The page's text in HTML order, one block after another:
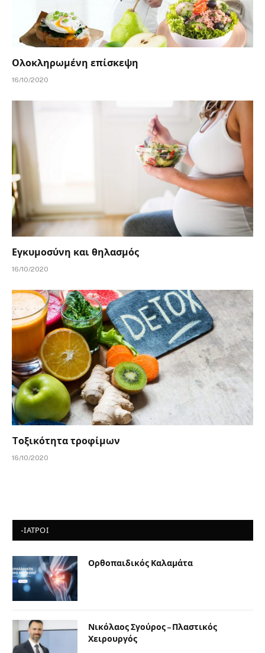
Ολοκληρωμένη επίσκεψη
16/10/2020
Εγκυμοσύνη και θηλασμός
16/10/2020
Tοξικότητα τροφίμων
16/10/2020
-ΙΑΤΡΟΙ
Ορθοπαιδικός Καλαμάτα
Νικόλαος Σγούρος – Πλαστικός
Χειρουργός